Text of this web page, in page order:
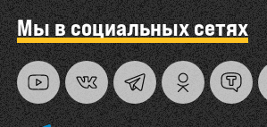
Мы в социальных сетях